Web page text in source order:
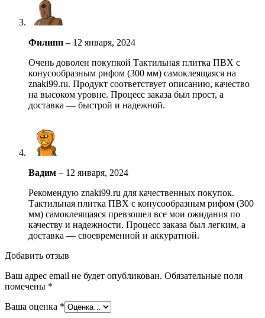
Филипп – 12 января, 2024
Очень доволен покупкой Тактильная плитка ПВХ с
конусообразным рифом (300 мм) самоклеящаяся на
znaki99.ru. Продукт соответствует описанию, качество
на высоком уровне. Процесс заказа был прост, а
доставка — быстрой и надежной.
Вадим – 12 января, 2024
Рекомендую znaki99.ru для качественных покупок.
Тактильная плитка ПВХ с конусообразным рифом (300
мм) самоклеящаяся превзошел все мои ожидания по
качеству и надежности. Процесс заказа был легким, а
доставка — своевременной и аккуратной.
Добавить отзыв
Ваш адрес email не будет опубликован. Обязательные поля
помечены *
Ваша оценка *